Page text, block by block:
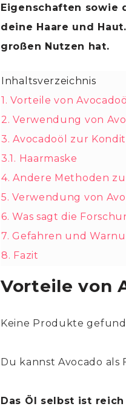
Eigenschaften sowie
deine Haare und
großen Nutzen hat.
Inhaltsverzeichnis
1. Vorteile von Avocadoöl
2. Verwendung von
3. Avocadoöl zur
3.1. Haarmaske
4. Andere Methoden
5. Verwendung von
6. Was sagt die
7. Gefahren und
8. Fazit
Vorteile von
Keine Produkte
Du kannst Avocado
Das Öl selbst ist reich